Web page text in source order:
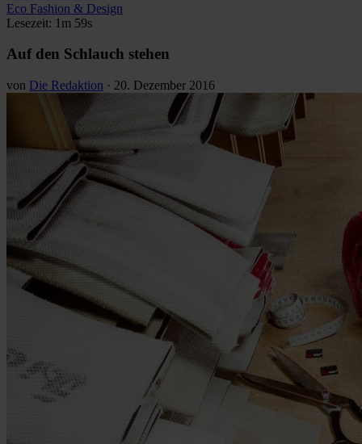
Eco Fashion & Design
Lesezeit: 1m 59s
Auf den Schlauch stehen
von Die Redaktion · 20. Dezember 2016